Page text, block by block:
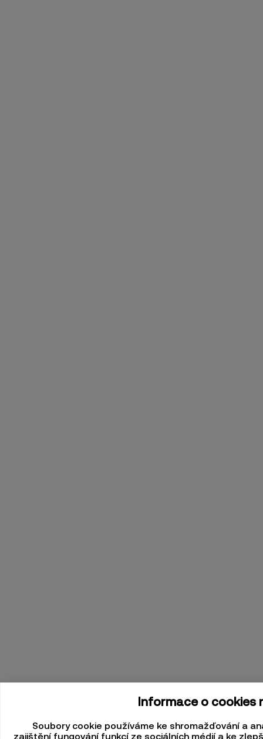
Informace o cookies
Soubory cookie používáme ke shromažďování a
zajištění fungování funkcí ze sociálních médií a ke